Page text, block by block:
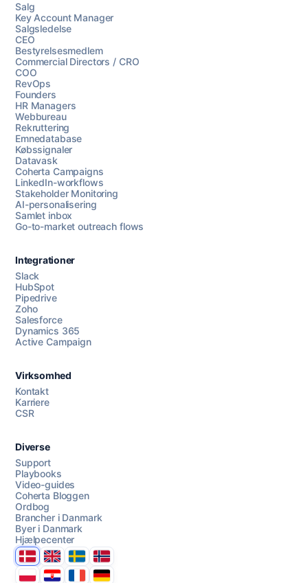
Chat med os
AI Campaign Assist
Salg
Key Account Manager
Salgsledelse
CEO
Bestyrelsesmedlem
Commercial Directors / CRO
COO
RevOps
Founders
HR Managers
Webbureau
Rekruttering
Emnedatabase
Købssignaler
Datavask
Coherta Campaigns
LinkedIn-workflows
Stakeholder Monitoring
AI-personalisering
Samlet inbox
Go-to-market outreach flows
Integrationer
Slack
HubSpot
Pipedrive
Zoho
Salesforce
Dynamics 365
Active Campaign
Virksomhed
Kontakt
Karriere
CSR
Diverse
Support
Playbooks
Video-guides
Coherta Bloggen
Ordbog
Brancher i Danmark
Byer i Danmark
Hjælpecenter
DanmarkUnited Kingdom
SverigeNorge
PolskaHrvatskaFranceDeutschland